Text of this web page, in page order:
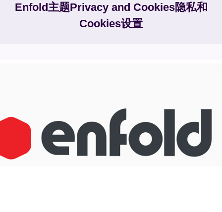
Enfold主题Privacy and Cookies隐私和
Cookies设置